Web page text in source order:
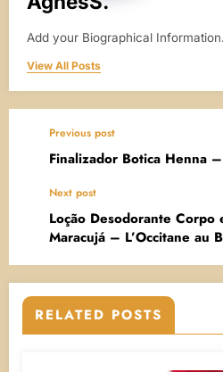
Add your Biographical Information.
View All Posts
Previous post
Finalizador Botica Henna
Next post
Loção Desodorante Corpo
Maracujá – L’Occitane au
RELATED POSTS